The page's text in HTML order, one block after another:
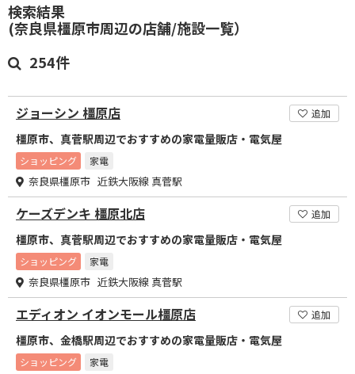
検索結果
(奈良県橿原市周辺の店舗/施設一覧）
254件
ジョーシン 橿原店 追加
橿原市、真菅駅周辺でおすすめの家電量販店・電気屋
ショッピング 家電
奈良県橿原市 近鉄大阪線 真菅駅
ケーズデンキ 橿原北店 追加
橿原市、真菅駅周辺でおすすめの家電量販店・電気屋
ショッピング 家電
奈良県橿原市 近鉄大阪線 真菅駅
エディオン イオンモール橿原店 追加
橿原市、金橋駅周辺でおすすめの家電量販店・電気屋
ショッピング 家電